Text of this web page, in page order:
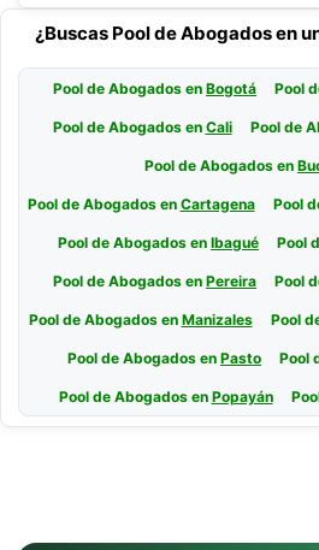
¿Buscas Pool de Abogados en
Pool de Abogados en Bogotá Pool
Pool de Abogados en Cali Pool de
Pool de Abogados en
Pool de Abogados en Cartagena Pool
Pool de Abogados en Ibagué Pool
Pool de Abogados en Pereira Pool
Pool de Abogados en Manizales Pool
Pool de Abogados en Pasto Pool
Pool de Abogados en Popayán